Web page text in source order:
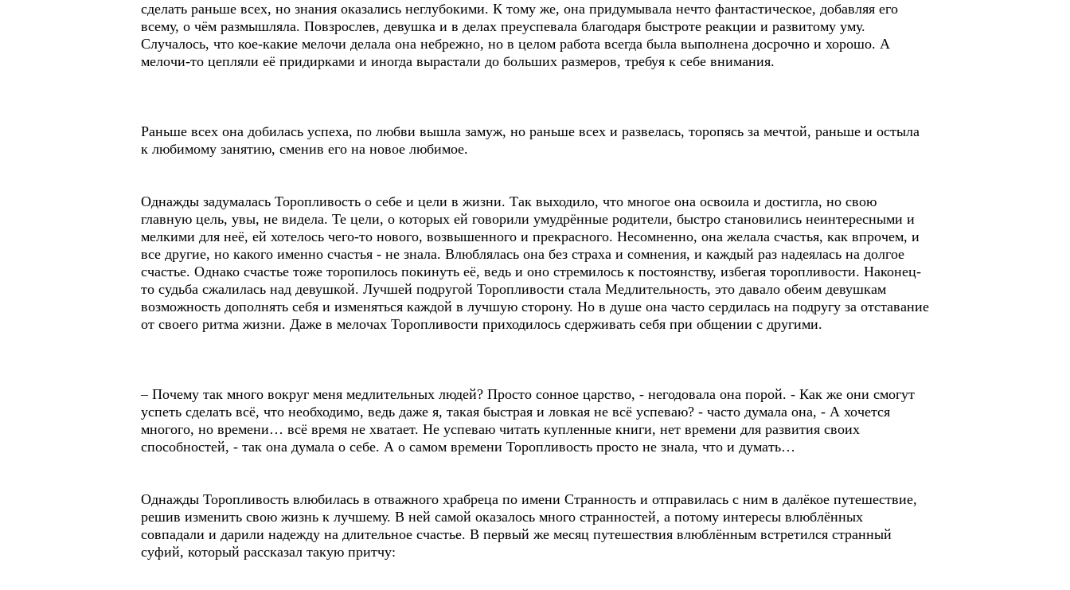
сделать раньше всех, но знания оказались неглубокими. К тому же, она придумывала нечто фантастическое, добавляя его
всему, о чём размышляла. Повзрослев, девушка и в делах преуспевала благодаря быстроте реакции и развитому уму.
Случалось, что кое-какие мелочи делала она небрежно, но в целом работа всегда была выполнена досрочно и хорошо. А
мелочи-то цепляли её придирками и иногда вырастали до больших размеров, требуя к себе внимания.
Раньше всех она добилась успеха, по любви вышла замуж, но раньше всех и развелась, торопясь за мечтой, раньше и остыла
к любимому занятию, сменив его на новое любимое.
Однажды задумалась Торопливость о себе и цели в жизни. Так выходило, что многое она освоила и достигла, но свою
главную цель, увы, не видела. Те цели, о которых ей говорили умудрённые родители, быстро становились неинтересными и
мелкими для неё, ей хотелось чего-то нового, возвышенного и прекрасного. Несомненно, она желала счастья, как впрочем, и
все другие, но какого именно счастья - не знала. Влюблялась она без страха и сомнения, и каждый раз надеялась на долгое
счастье. Однако счастье тоже торопилось покинуть её, ведь и оно стремилось к постоянству, избегая торопливости. Наконец-
то судьба сжалилась над девушкой. Лучшей подругой Торопливости стала Медлительность, это давало обеим девушкам
возможность дополнять себя и изменяться каждой в лучшую сторону. Но в душе она часто сердилась на подругу за отставание
от своего ритма жизни. Даже в мелочах Торопливости приходилось сдерживать себя при общении с другими.
– Почему так много вокруг меня медлительных людей? Просто сонное царство, - негодовала она порой. - Как же они смогут
успеть сделать всё, что необходимо, ведь даже я, такая быстрая и ловкая не всё успеваю? - часто думала она, - А хочется
многого, но времени… всё время не хватает. Не успеваю читать купленные книги, нет времени для развития своих
способностей, - так она думала о себе. А о самом времени Торопливость просто не знала, что и думать…
Однажды Торопливость влюбилась в отважного храбреца по имени Странность и отправилась с ним в далёкое путешествие,
решив изменить свою жизнь к лучшему. В ней самой оказалось много странностей, а потому интересы влюблённых
совпадали и дарили надежду на длительное счастье. В первый же месяц путешествия влюблённым встретился странный
суфий, который рассказал такую притчу: